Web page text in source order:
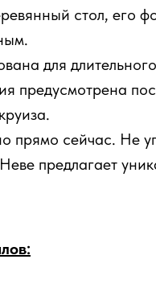
стол, его
для
предусмотрена
сейчас. Не
предлагает